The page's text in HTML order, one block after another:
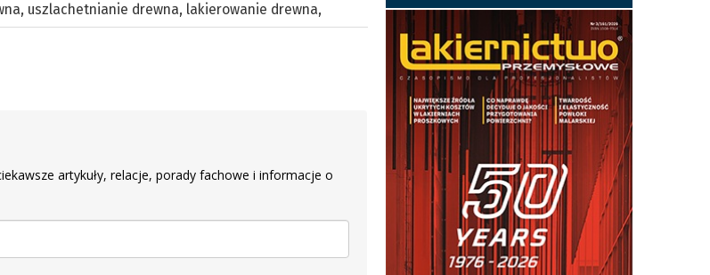
, uszlachetnianie drewna, lakierowanie drewna,
artykuły, relacje, porady fachowe i informacje o